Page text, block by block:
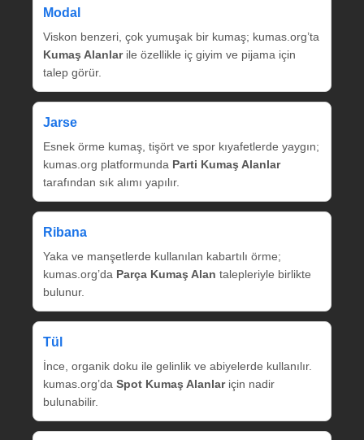
Modal
Viskon benzeri, çok yumuşak bir kumaş; kumas.org’ta
Kumaş Alanlarile özellikle iç giyim ve pijama için
talep görür.
Jarse
Esnek örme kumaş, tişört ve spor kıyafetlerde yaygın;
kumas.org platformunda Parti Kumaş Alanlar
tarafından sık alımı yapılır.
Ribana
Yaka ve manşetlerde kullanılan kabartılı örme;
kumas.org’da Parça Kumaş Alan talepleriyle birlikte
bulunur.
Tül
İnce, organik doku ile gelinlik ve abiyelerde kullanılır.
kumas.org’da Spot Kumaş Alanlariçin nadir
bulunabilir.